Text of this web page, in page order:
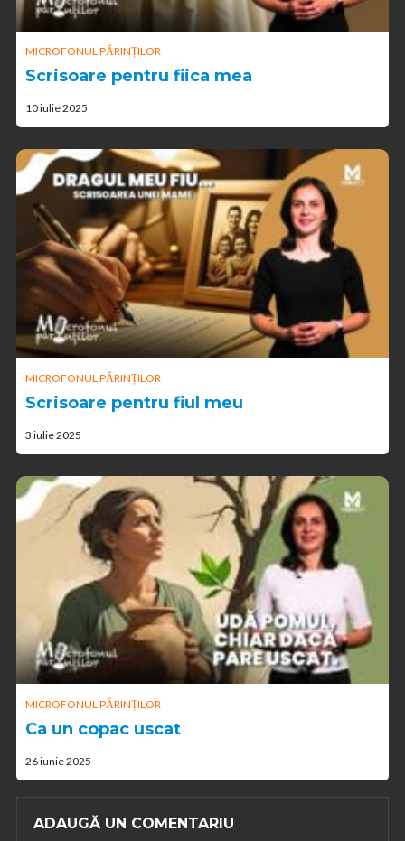
MICROFONUL PĂRINȚILOR
Scrisoare pentru fiica mea
10 iulie 2025
MICROFONUL PĂRINȚILOR
Scrisoare pentru fiul meu
3 iulie 2025
MICROFONUL PĂRINȚILOR
Ca un copac uscat
26 iunie 2025
ADAUGĂ UN COMENTARIU